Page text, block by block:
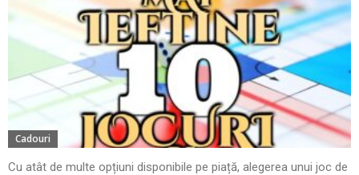
Cadouri
Cu atât de multe opțiuni disponibile pe piață, alegerea unui joc de